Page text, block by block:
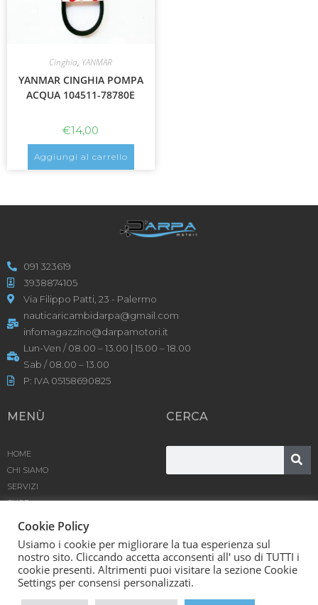
Cinghia, YANMAR
YANMAR CINGHIA POMPA
ACQUA 104511-78780E
€14,00
Aggiungi al carrello
091 323619
3938874105
Via Filippo Patti, 23 - Palermo
nauticaricambidarpa@gmail.com
infomagazzino@darpamotori.it
Lun-Ven / 08.00 – 13.00 | 15.00 – 18.00
Sab / 08.00 – 13.00
P: IVA 05158690825
MENÙ
HOME
CHI SIAMO
SERVIZI
SHOP
CONTATTACI
CERCA
D’Arpa Motori SRL © [year] | Powered by
Cookie Policy
Usiamo i cookie per migliorare la tua esperienza sul
nostro sito. Cliccando accetta acconsenti all' uso di TUTTI i
cookie presenti. Altrimenti puoi visitare la sezione Cookie
Settings per consensi personalizzati.